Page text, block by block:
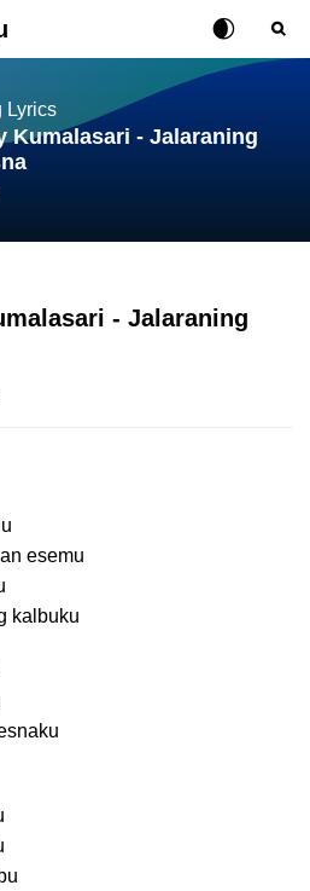
menutup menu Rubah Posisi
Tombol
Lyrics
Kumalasari - Jalaraning
- Jalaraning
esemu
kalbuku